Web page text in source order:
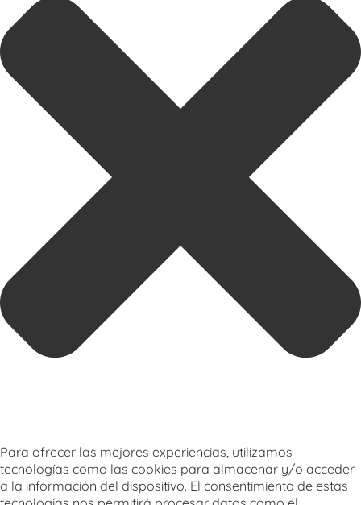
Para ofrecer las mejores experiencias, utilizamos
tecnologías como las cookies para almacenar y/o acceder
a la información del dispositivo. El consentimiento de estas